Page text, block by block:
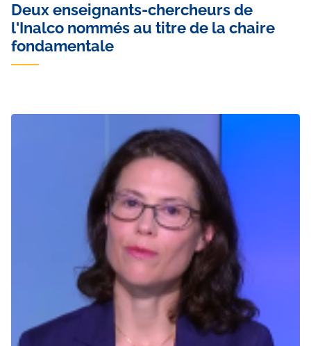
Deux enseignants-chercheurs de
l'Inalco nommés au titre de la chaire
fondamentale